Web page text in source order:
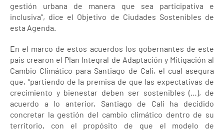
gestión urbana de manera que sea participativa e
inclusiva”, dice el Objetivo de Ciudades Sostenibles de
esta Agenda.
En el marco de estos acuerdos los gobernantes de este
país crearon el Plan Integral de Adaptación y Mitigación al
Cambio Climático para Santiago de Cali, el cual asegura
que, “partiendo de la premisa de que las expectativas de
crecimiento y bienestar deben ser sostenibles (…), de
acuerdo a lo anterior, Santiago de Cali ha decidido
concretar la gestión del cambio climático dentro de su
territorio, con el propósito de que el modelo de